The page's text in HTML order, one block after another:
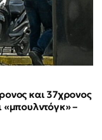
και 37χρονος
–